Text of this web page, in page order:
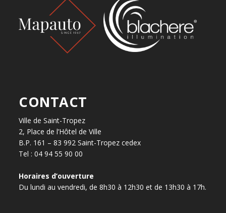
CONTACT
Ville de Saint-Tropez
2, Place de l’Hôtel de Ville
B.P. 161 – 83 992 Saint-Tropez cedex
Tel : 04 94 55 90 00
Horaires d’ouverture
Du lundi au vendredi, de 8h30 à 12h30 et de 13h30 à 17h.